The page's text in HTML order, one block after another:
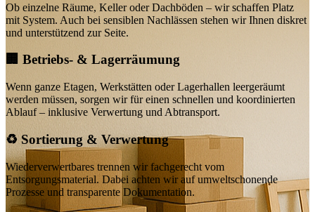
Ob einzelne Räume, Keller oder Dachböden – wir schaffen Platz
mit System. Auch bei sensiblen Nachlässen stehen wir Ihnen diskret
und unterstützend zur Seite.
🏢 Betriebs- & Lagerräumung
Wenn ganze Etagen, Werkstätten oder Lagerhallen leergeräumt
werden müssen, sorgen wir für einen schnellen und koordinierten
Ablauf – inklusive Verwertung und Abtransport.
♻️ Sortierung & Verwertung
Wiederverwertbares trennen wir fachgerecht vom
Entsorgungsmaterial. Dabei achten wir auf umweltschonende
Prozesse und transparente Dokumentation.